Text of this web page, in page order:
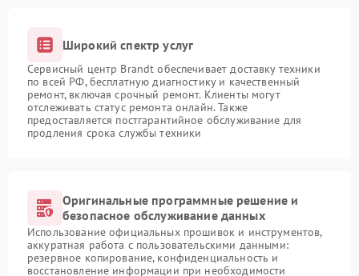
Широкий спектр услуг
Сервисный центр Brandt обеспечивает доставку техники
по всей РФ, бесплатную диагностику и качественный
ремонт, включая срочный ремонт. Клиенты могут
отслеживать статус ремонта онлайн. Также
предоставляется постгарантийное обслуживание для
продления срока службы техники
Оригинальные программные решение и
безопасное обслуживание данных
Использование официальных прошивок и инструментов,
аккуратная работа с пользовательскими данными:
резервное копирование, конфиденциальность и
восстановление информации при необходимости